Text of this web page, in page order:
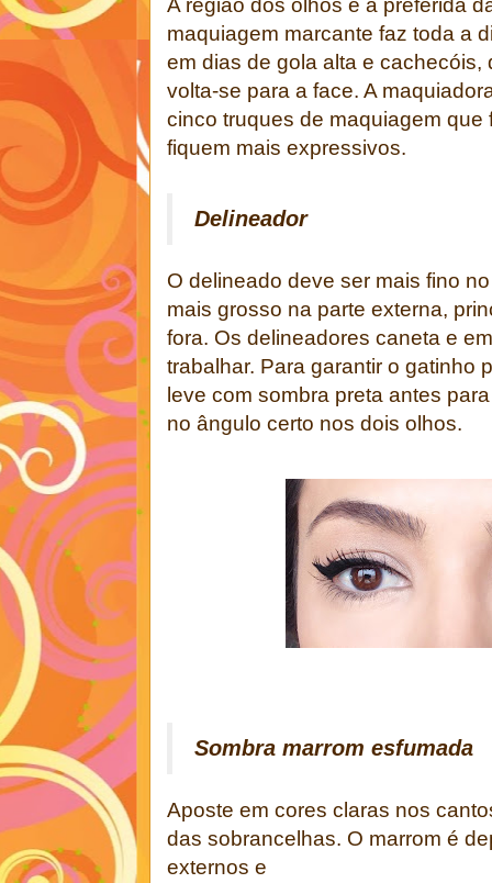
A região dos olhos é a preferida
maquiagem marcante faz toda a
em dias de gola alta e cachecóis,
volta-se para a face. A
cinco truques de maquiagem
fiquem mais expressivos.
Delineador
O delineado deve ser mais fino
mais grosso na parte externa,
fora. Os delineadores caneta e
trabalhar. Para garantir o gatinho
leve com sombra preta antes
no ângulo certo nos dois olhos.
Sombra marrom esfumada
Aposte em cores claras nos
das sobrancelhas. O marrom é
externos e